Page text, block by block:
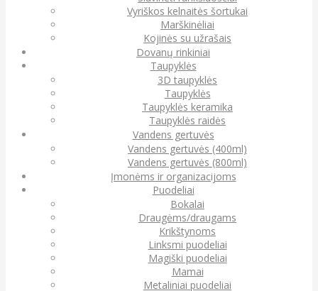
Vyriškos kelnaitės šortukai
Marškinėliai
Kojinės su užrašais
Dovanų rinkiniai
Taupyklės
3D taupyklės
Taupyklės
Taupyklės keramika
Taupyklės raidės
Vandens gertuvės
Vandens gertuvės (400ml)
Vandens gertuvės (800ml)
Įmonėms ir organizacijoms
Puodeliai
Bokalai
Draugėms/draugams
Krikštynoms
Linksmi puodeliai
Magiški puodeliai
Mamai
Metaliniai puodeliai